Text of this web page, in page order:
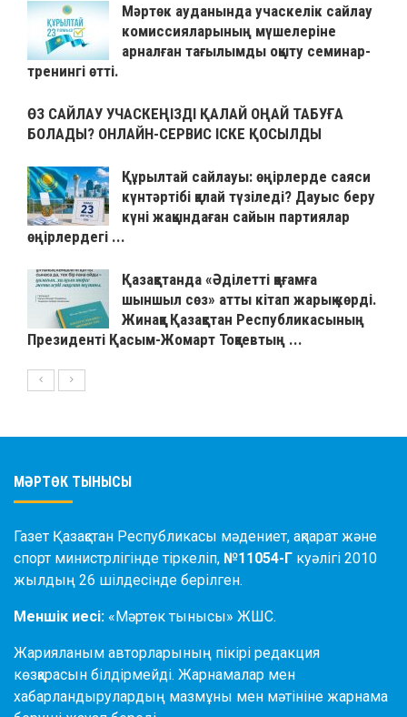
Мәртөк ауданында учаскелік сайлау
комиссияларының мүшелеріне
арналған тағылымды оқыту семинар-
тренингі өтті.
ӨЗ САЙЛАУ УЧАСКЕҢІЗДІ ҚАЛАЙ ОҢАЙ ТАБУҒА
БОЛАДЫ? ОНЛАЙН-СЕРВИС ІСКЕ ҚОСЫЛДЫ
Құрылтай сайлауы: өңірлерде саяси
күнтәртібі қалай түзіледі? Дауыс беру
күні жақындаған сайын партиялар
өңірлердегі ...
Қазақстанда «Әділетті қоғамға
шыншыл сөз» атты кітап жарық көрді.
Жинаққа Қазақстан Республикасының
Президенті Қасым-Жомарт Тоқаевтың ...
МӘРТӨК ТЫНЫСЫ
Газет Қазақстан Республикасы мәдениет, ақпарат және
спорт министрлігінде тіркеліп, №11054-Г куәлігі 2010
жылдың 26 шілдесінде берілген.
Меншік иесі: «Мәртөк тынысы» ЖШС.
Жарияланым авторларының пікірі редакция
көзқарасын білдірмейді. Жарнамалар мен
хабарландырулардың мазмұны мен мәтініне жарнама